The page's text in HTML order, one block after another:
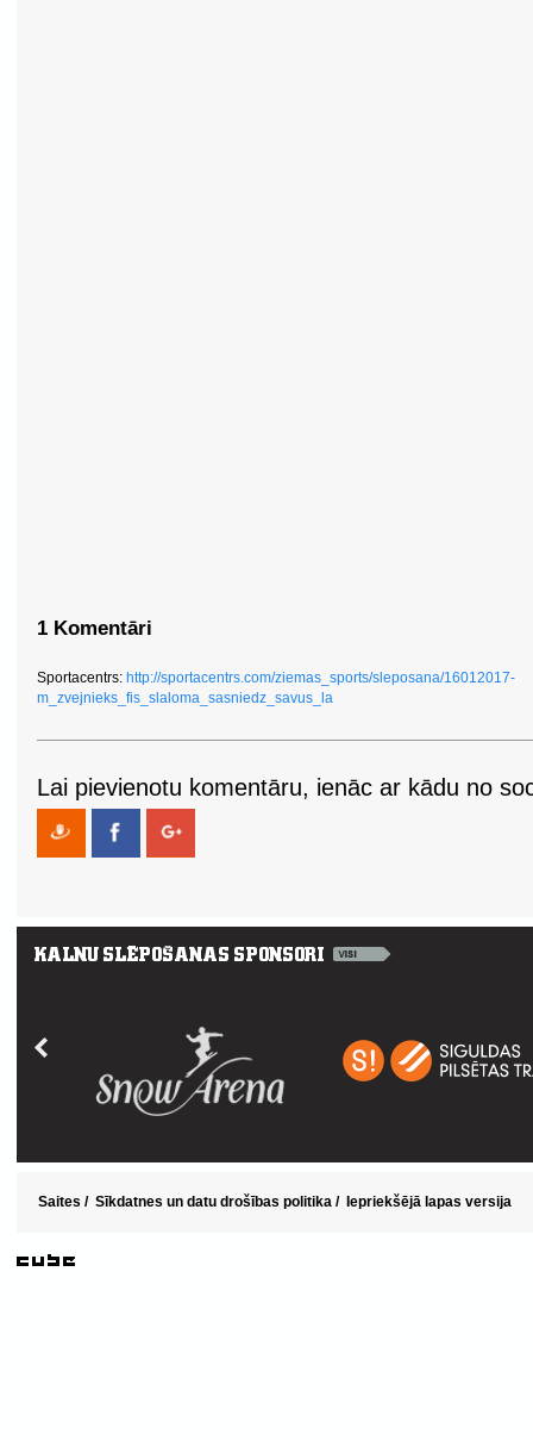
1 Komentāri
Sportacentrs: http://sportacentrs.com/ziemas_sports/sleposana/16012017-
m_zvejnieks_fis_slaloma_sasniedz_savus_la
Lai pievienotu komentāru, ienāc ar kādu no
Saites / Sīkdatnes un datu drošības politika / Iepriekšējā lapas versija